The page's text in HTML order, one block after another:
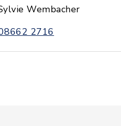
Wembacher
2716